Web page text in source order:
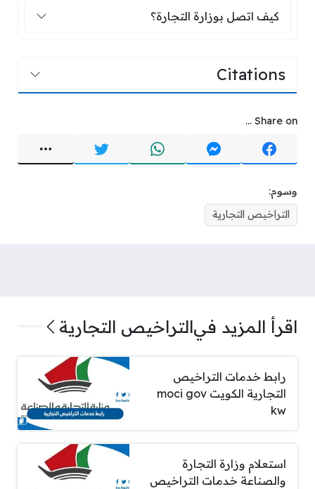
كيف اتصل بوزارة التجارة؟
كيف اتصل بوزارة التجارة؟
Citations
Share on ...
وسوم:
التراخيص التجارية
اقرأ المزيد فيالتراخيص التجارية
رابط خدمات التراخيص
التجارية الكويت moci gov
kw
استعلام وزارة التجارة
والصناعة خدمات التراخيص